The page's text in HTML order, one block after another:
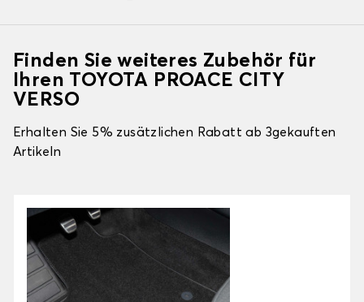
Finden Sie weiteres Zubehör für
Ihren TOYOTA PROACE CITY
VERSO
Erhalten Sie 5% zusätzlichen Rabatt ab 3gekauften
Artikeln